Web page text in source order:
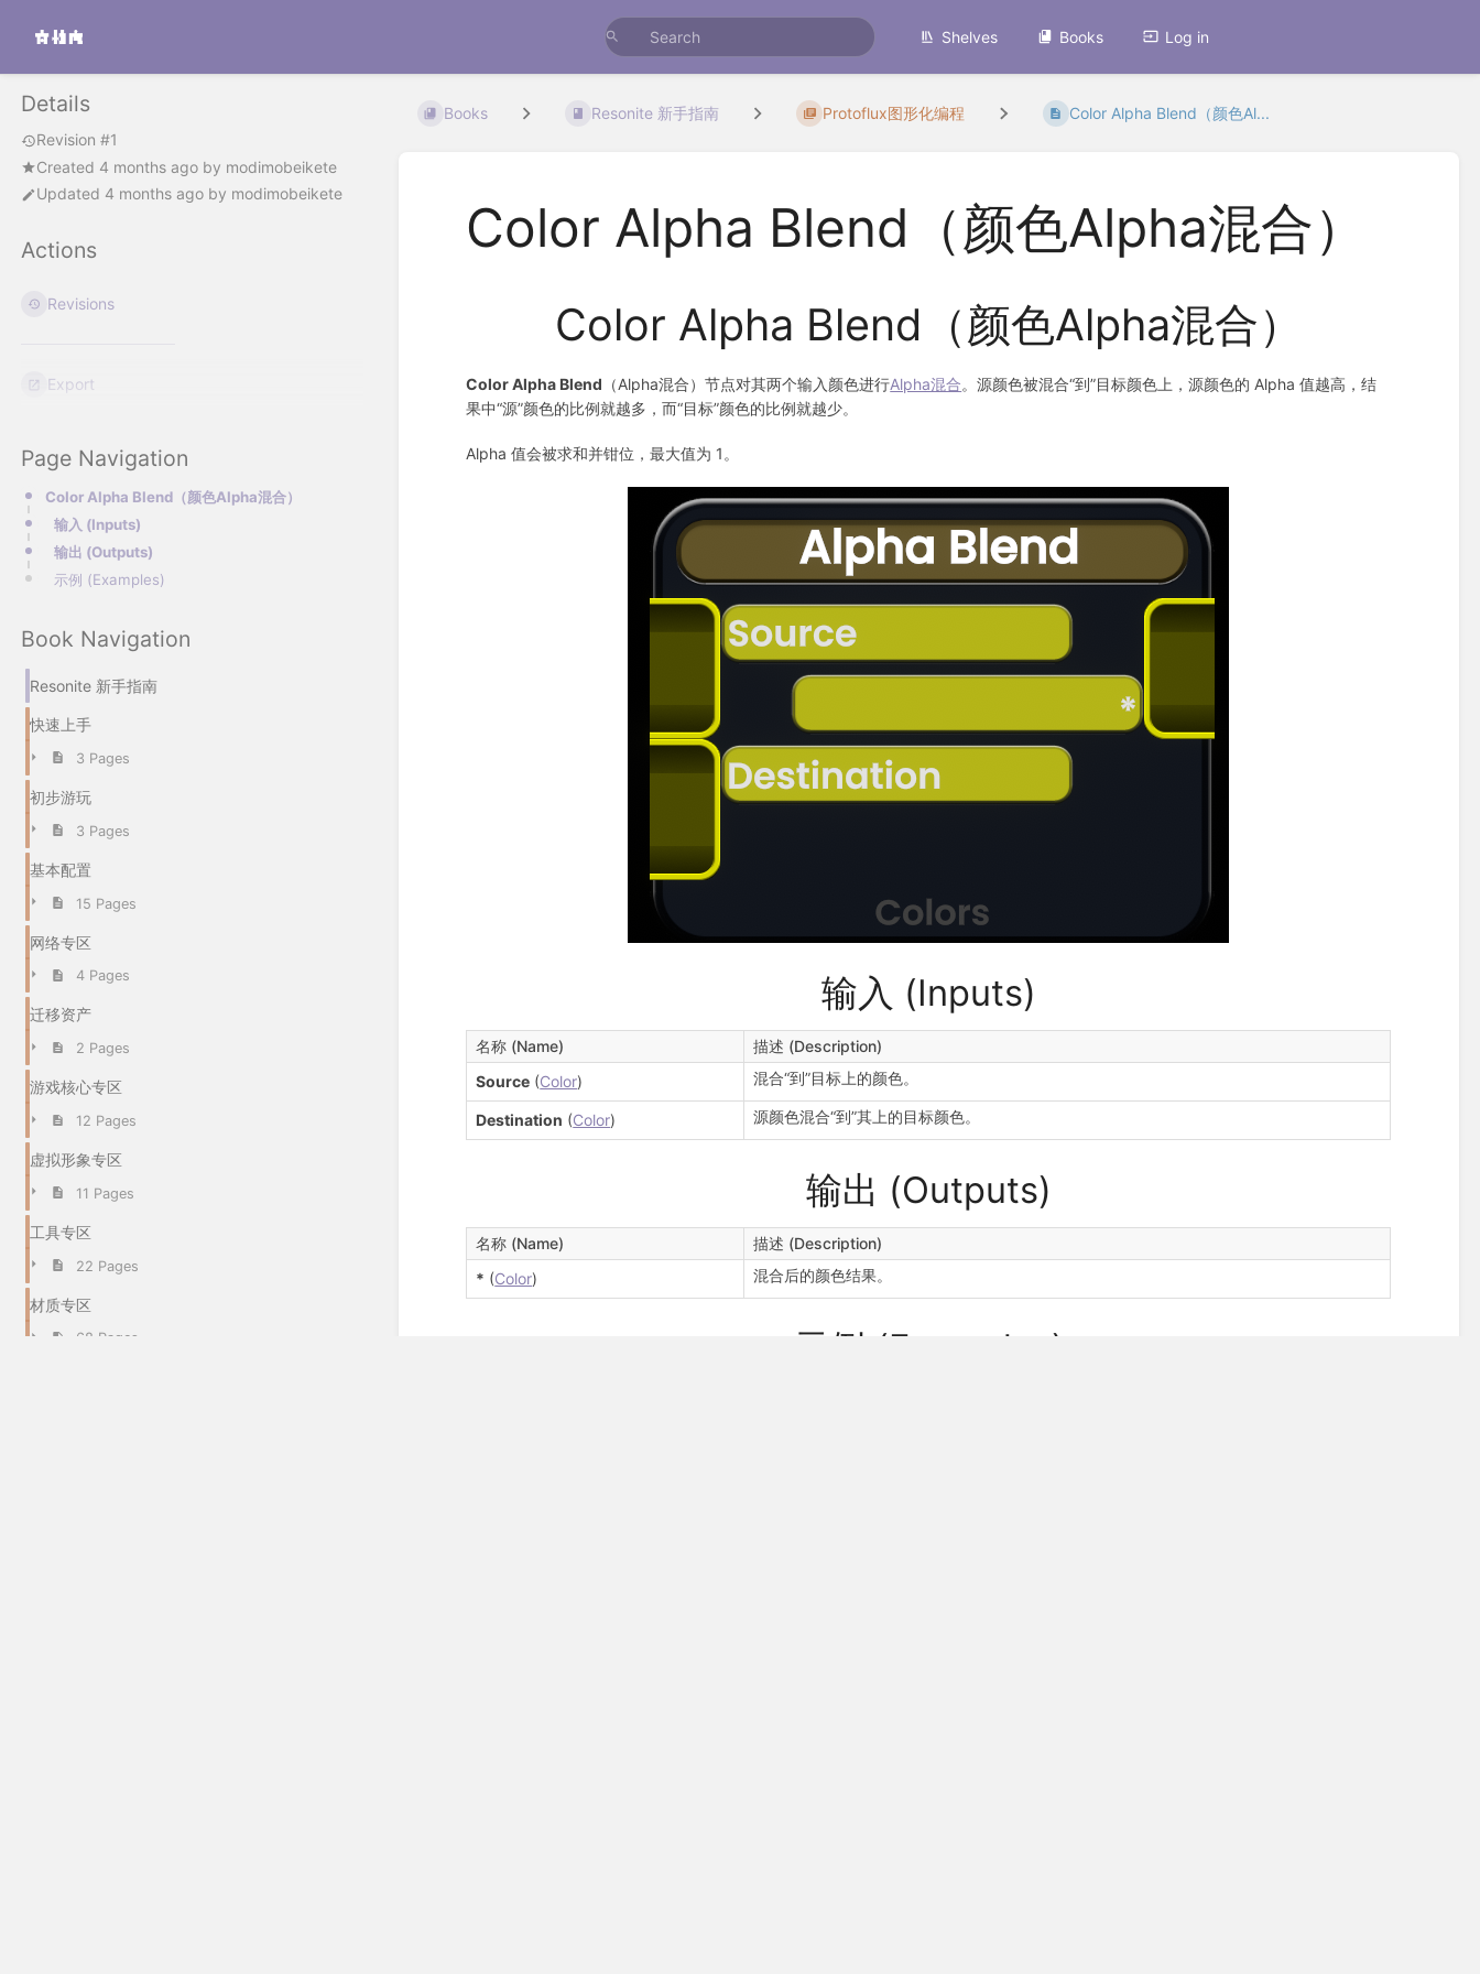
Shelves Books Log in
Details
Revision #1
Created 4 months ago by modimobeikete
Updated 4 months ago by modimobeikete
Actions
Revisions
Export
Page Navigation
Color Alpha Blend（颜色Alpha混合）
输入 (Inputs)
输出 (Outputs)
示例 (Examples)
Book Navigation
Resonite 新手指南
快速上手
3 Pages
初步游玩
3 Pages
基本配置
15 Pages
网络专区
4 Pages
迁移资产
2 Pages
游戏核心专区
12 Pages
虚拟形象专区
11 Pages
工具专区
22 Pages
材质专区
68 Pages
Books Resonite 新手指南 Protoflux图形化编程 Color Alpha Blend（颜色Al...
Color Alpha Blend（颜色Alpha混合）
Color Alpha Blend（颜色Alpha混合）
Color Alpha Blend （Alpha混合）节点对其两个输入颜色进行Alpha混合。源颜色被混合“到”目标颜色上，源颜色的 Alpha 值越高，结
果中“源”颜色的比例就越多，而“目标”颜色的比例就越少。
Alpha 值会被求和并钳位，最大值为 1。
输入 (Inputs)
名称 (Name)
描述 (Description)
Source (Color) 混合“到”目标上的颜色。
Destination (Color) 源颜色混合“到”其上的目标颜色。
输出 (Outputs)
名称 (Name)
描述 (Description)
* (Color) 混合后的颜色结果。
示例 (Examples)